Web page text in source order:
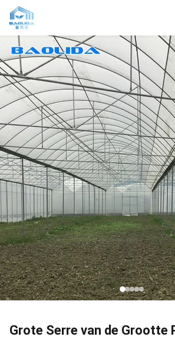
Grote Serre van de Grootte